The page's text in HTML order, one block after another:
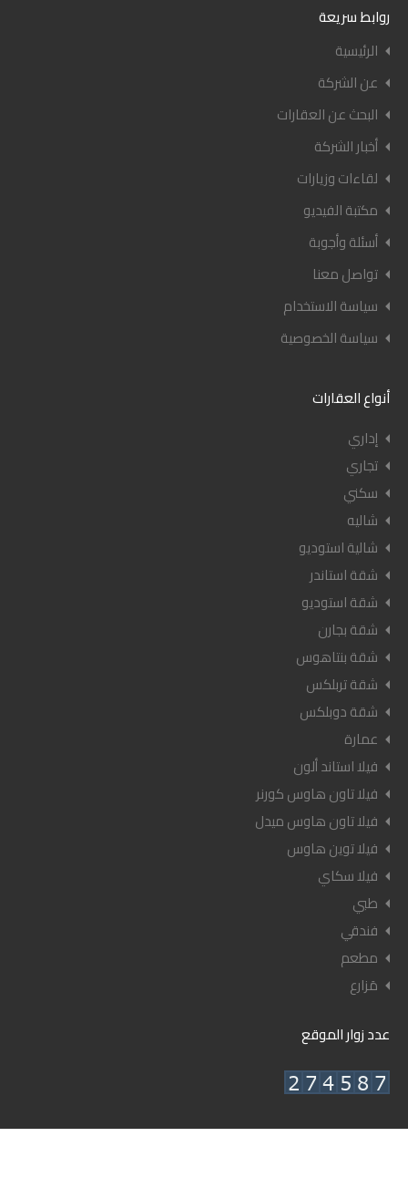
روابط سريعة
الرئيسية
عن الشركة
البحث عن العقارات
أخبار الشركة
لقاءات وزيارات
مكتبة الفيديو
أسئلة وأجوبة
تواصل معنا
سياسة الاستخدام
سياسة الخصوصية
أنواع العقارات
إداري
تجاري
سكني
شاليه
شالية استوديو
شقة استاندر
شقة استوديو
شقة بجارن
شقة بنتاهوس
شقة تربلكس
شقة دوبلكس
عمارة
فيلا استاند ألون
فيلا تاون هاوس كورنر
فيلا تاون هاوس ميدل
فيلا توين هاوس
فيلا سكاي
طبي
فندقي
مطعم
مَزارع
عدد زوار الموقع